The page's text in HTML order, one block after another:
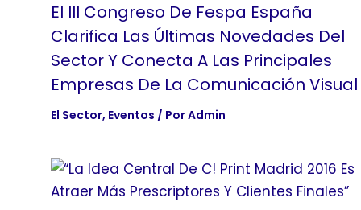
El III Congreso De Fespa España
Clarifica Las Últimas Novedades Del
Sector Y Conecta A Las Principales
Empresas De La Comunicación Visual
El Sector, Eventos / PorAdmin